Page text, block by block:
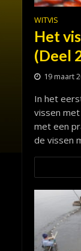
WITVIS
Het
(Deel
19 maart
In het
vissen
met een
de vissen